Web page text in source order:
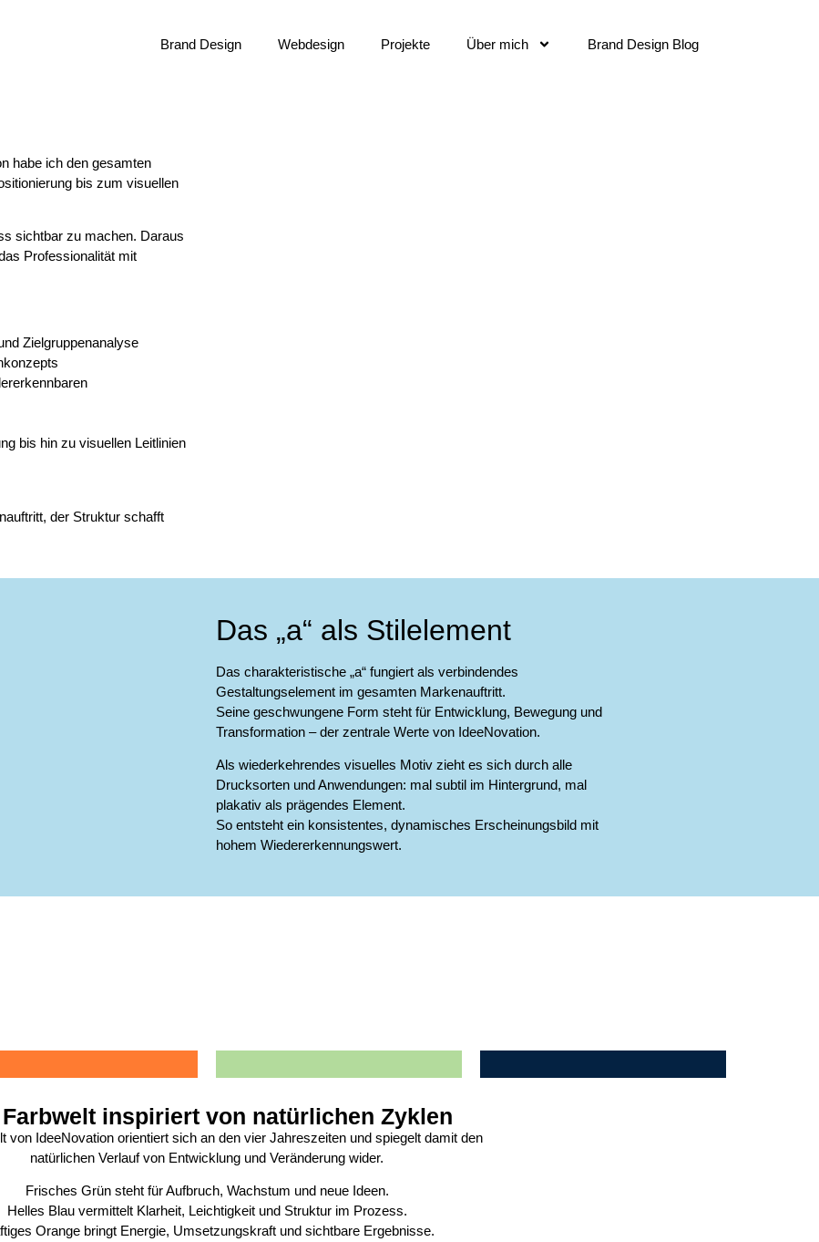
Brand Design Webdesign Projekte Über mich Brand Design Blog
habe ich den gesamten
bis zum visuellen
sichtbar zu machen. Daraus
Professionalität mit
Zielgruppenanalyse
bis hin zu visuellen Leitlinien
der Struktur schafft
Das „a“ als Stilelement
Das charakteristische „a“ fungiert als verbindendes
Gestaltungselement im gesamten Markenauftritt.
Seine geschwungene Form steht für Entwicklung, Bewegung und
Transformation – der zentrale Werte von IdeeNovation.
Als wiederkehrendes visuelles Motiv zieht es sich durch alle
Drucksorten und Anwendungen: mal subtil im Hintergrund, mal
plakativ als prägendes Element.
So entsteht ein konsistentes, dynamisches Erscheinungsbild mit
hohem Wiedererkennungswert.
Farbwelt inspiriert von natürlichen Zyklen
von IdeeNovation orientiert sich an den vier Jahreszeiten und spiegelt damit den
natürlichen Verlauf von Entwicklung und Veränderung wider.
Frisches Grün steht für Aufbruch, Wachstum und neue Ideen.
Helles Blau vermittelt Klarheit, Leichtigkeit und Struktur im Prozess.
Orange bringt Energie, Umsetzungskraft und sichtbare Ergebnisse.